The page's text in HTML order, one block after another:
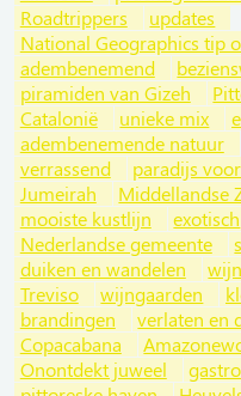
Roadtrippers
updates
National Geographics tip
adembenemend
piramiden van Gizeh
Catalonië
unieke mix
adembenemende natuur
verrassend
paradijs
Jumeirah
Middellandse
mooiste kustlijn
exotisch
Nederlandse gemeente
duiken en wandelen
Treviso
wijngaarden
brandingen
verlaten en
Copacabana
Onontdekt juweel